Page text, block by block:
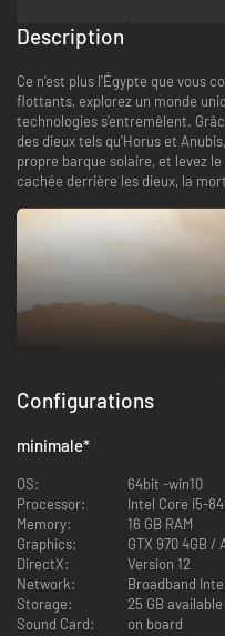
Description
Ce n'est plus l'Égypte que vous
flottants, explorez un monde
technologies s'entremêlent.
des dieux tels qu'Horus et
propre barque solaire, et levez
cachée derrière les dieux, la
Faites de votre navire
les bases et la
Le DLC sables flottants introduit
le petit bateau en bois,
offrant la meilleure vitesse;
le vaisseau volant de rang
de construction largement
Configurations
minimale*
OS:
64bit -win10
Processor:
Intel Core i5-
Memory:
16 GB RAM
Graphics:
GTX 970 4GB /
DirectX:
Version 12
Network:
Broadband
Storage:
25 GB
Sound Card:
on board